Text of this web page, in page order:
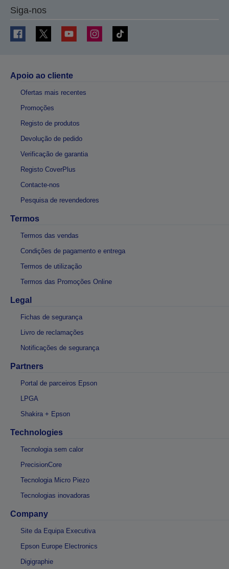
Siga-nos
Apoio ao cliente
Ofertas mais recentes
Promoções
Registo de produtos
Devolução de pedido
Verificação de garantia
Registo CoverPlus
Contacte-nos
Pesquisa de revendedores
Termos
Termos das vendas
Condições de pagamento e entrega
Termos de utilização
Termos das Promoções Online
Legal
Fichas de segurança
Livro de reclamações
Notificações de segurança
Partners
Portal de parceiros Epson
LPGA
Shakira + Epson
Technologies
Tecnologia sem calor
PrecisionCore
Tecnologia Micro Piezo
Tecnologias inovadoras
Company
Site da Equipa Executiva
Epson Europe Electronics
Digigraphie